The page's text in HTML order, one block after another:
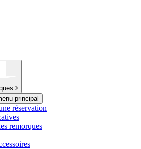
principal
réservation
remorques